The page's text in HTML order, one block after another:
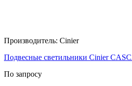
Производитель: Cinier
Подвесные светильники Cinier
По запросу